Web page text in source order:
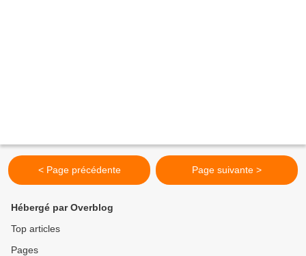
< Page précédente Page suivante >
Hébergé par Overblog
Top articles
Pages